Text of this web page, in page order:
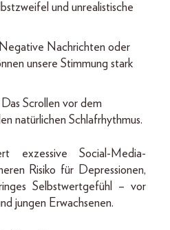
und unrealistische
Negative Nachrichten oder
unsere Stimmung stark
Das Scrollen vor dem
natürlichen Schlafrhythmus.
exzessive Social-Media-
Risiko für Depressionen,
Selbstwertgefühl – vor
jungen Erwachsenen.